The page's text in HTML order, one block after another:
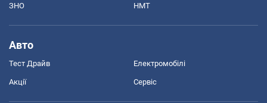
ЗНО НМТ
Авто
Тест Драйв Електромобілі
Акції Сервіс